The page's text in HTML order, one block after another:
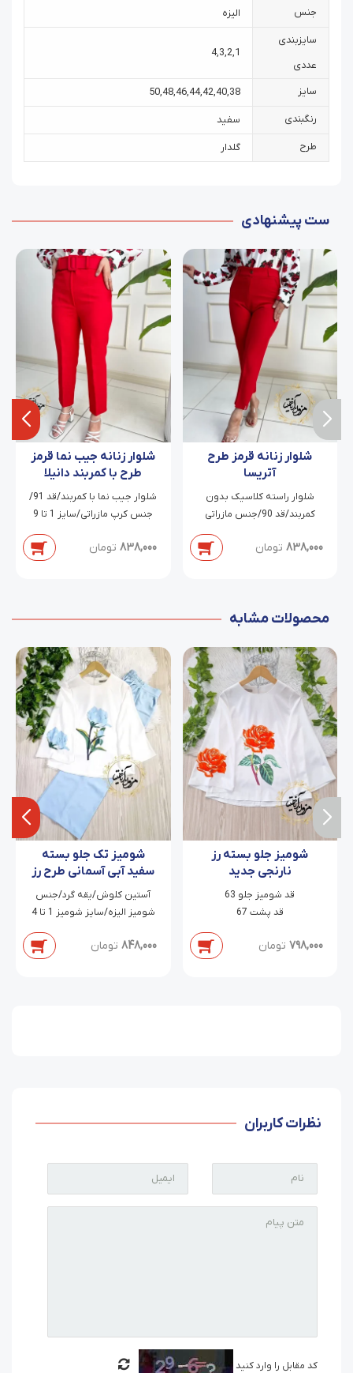
جنس الیزه
سایزبندی
عددی
1
,
2
,
3
,
4
سایز 38
,
40
,
42
,
44
,
46
,
48
,
50
رنگبندی سفید
طرح گلدار
ست پیشنهادی
شلوار زنانه قرمز طرح
آتریسا
شلوار راسته کلاسیک بدون
کمربند/قد 90/جنس مازراتی
838,000 تومان
شلوار زنانه جیب نما قرمز
طرح با کمربند دانیلا
شلوار جیب نما با کمربند/قد 91/
جنس کرپ مازراتی/سایز 1 تا 9
838,000 تومان
محصولات مشابه
شومیز جلو بسته رز
نارنجی جدید
قد شومیز جلو 63
قد پشت 67
798,000 تومان
شومیز تک جلو بسته
سفید آبی آسمانی طرح رز
آستین کلوش/یقه گرد/جنس
شومیز الیزه/سایز شومیز 1 تا 4
848,000 تومان
نظرات کاربران
کد مقابل را وارد کنید